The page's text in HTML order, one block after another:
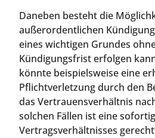
Daneben besteht die
außerordentlichen
eines wichtigen Grundes
Kündigungsfrist erfolgen
könnte beispielsweise eine
Pflichtverletzung durch den
das Vertrauensverhältnis
solchen Fällen ist eine
Vertragsverhältnisses